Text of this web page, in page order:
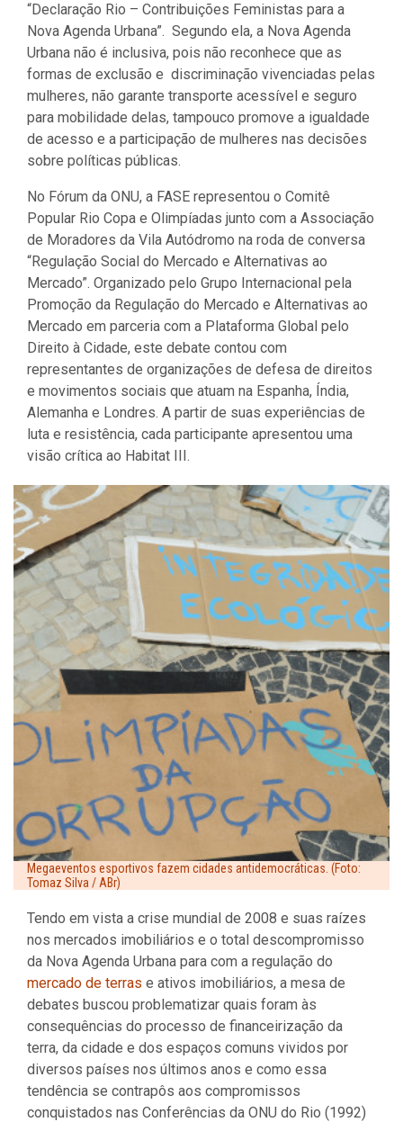
“Declaração Rio – Contribuições Feministas para a
Nova Agenda Urbana”. Segundo ela, a Nova Agenda
Urbana não é inclusiva, pois não reconhece que as
formas de exclusão e discriminação vivenciadas pelas
mulheres, não garante transporte acessível e seguro
para mobilidade delas, tampouco promove a igualdade
de acesso e a participação de mulheres nas decisões
sobre políticas públicas.
No Fórum da ONU, a FASE representou o Comitê
Popular Rio Copa e Olimpíadas junto com a Associação
de Moradores da Vila Autódromo na roda de conversa
“Regulação Social do Mercado e Alternativas ao
Mercado”. Organizado pelo Grupo Internacional pela
Promoção da Regulação do Mercado e Alternativas ao
Mercado em parceria com a Plataforma Global pelo
Direito à Cidade, este debate contou com
representantes de organizações de defesa de direitos
e movimentos sociais que atuam na Espanha, Índia,
Alemanha e Londres. A partir de suas experiências de
luta e resistência, cada participante apresentou uma
visão crítica ao Habitat III.
Megaeventos esportivos fazem cidades antidemocráticas. (Foto:
Tomaz Silva / ABr)
Tendo em vista a crise mundial de 2008 e suas raízes
nos mercados imobiliários e o total descompromisso
da Nova Agenda Urbana para com a regulação do
mercado de terras e ativos imobiliários, a mesa de
debates buscou problematizar quais foram às
consequências do processo de financeirização da
terra, da cidade e dos espaços comuns vividos por
diversos países nos últimos anos e como essa
tendência se contrapôs aos compromissos
conquistados nas Conferências da ONU do Rio (1992)